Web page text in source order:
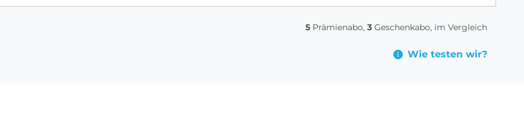
5 Prämienabo, 3 Geschenkabo, im Vergleich
Wie testen wir?